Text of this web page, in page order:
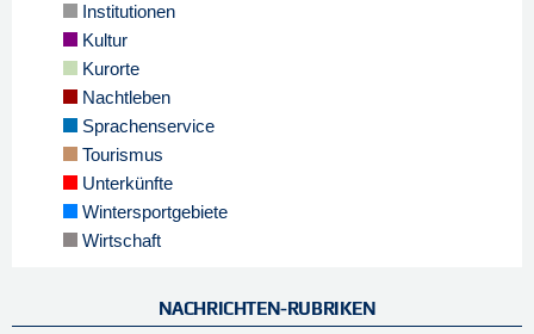
Institutionen
Kultur
Kurorte
Nachtleben
Sprachenservice
Tourismus
Unterkünfte
Wintersportgebiete
Wirtschaft
NACHRICHTEN-RUBRIKEN